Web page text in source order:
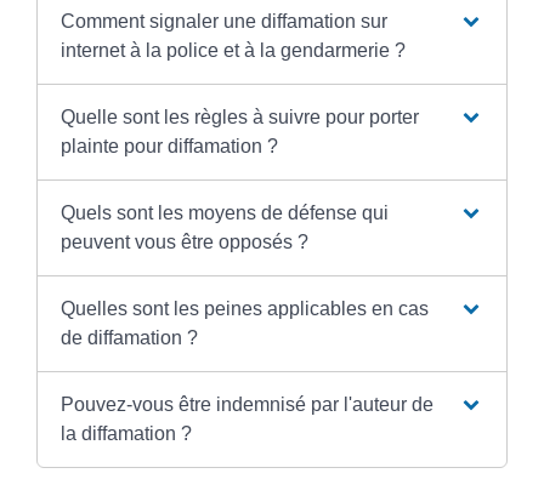
Comment signaler une diffamation sur
internet à la police et à la gendarmerie ?
Quelle sont les règles à suivre pour porter
plainte pour diffamation ?
Quels sont les moyens de défense qui
peuvent vous être opposés ?
Quelles sont les peines applicables en cas
de diffamation ?
Pouvez-vous être indemnisé par l'auteur de
la diffamation ?